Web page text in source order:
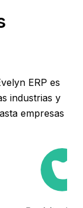
ERP es
industrias y
empresas